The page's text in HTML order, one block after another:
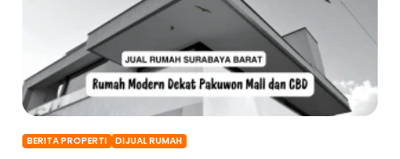
BERITA PROPERTI DIJUAL RUMAH